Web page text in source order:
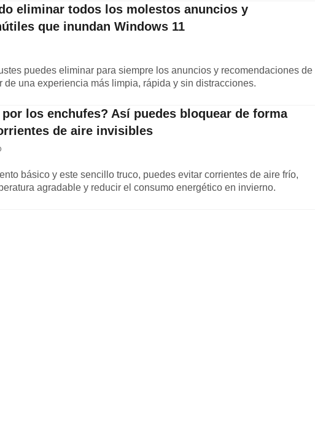
eliminar todos los molestos anuncios y
que inundan Windows 11
puedes eliminar para siempre los anuncios y recomendaciones de
de una experiencia más limpia, rápida y sin distracciones.
los enchufes? Así puedes bloquear de forma
de aire invisibles
básico y este sencillo truco, puedes evitar corrientes de aire frío,
agradable y reducir el consumo energético en invierno.